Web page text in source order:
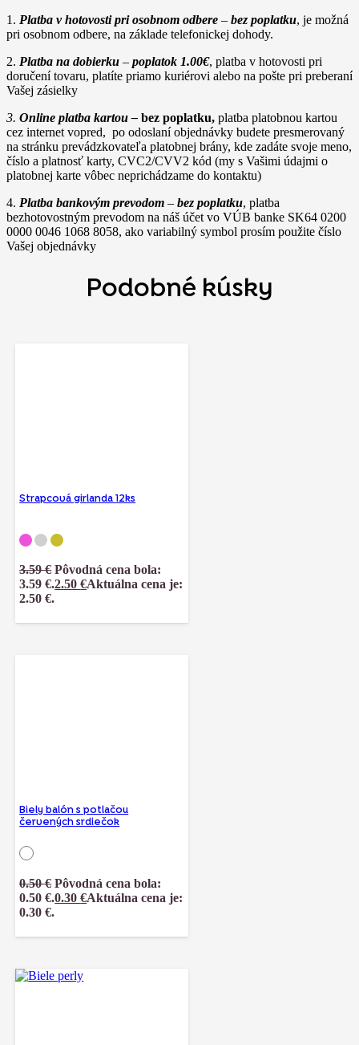
1. Platba v hotovosti pri osobnom odbere – bez poplatku, je možná
pri osobnom odbere, na základe telefonickej dohody.
2. Platba na dobierku – poplatok 1.00€, platba v hotovosti pri
doručení tovaru, platíte priamo kuriérovi alebo na pošte pri preberaní
Vašej zásielky
3. Online platba kartou – bez poplatku, platba platobnou kartou
cez internet vopred, po odoslaní objednávky budete presmerovaný
na stránku prevádzkovateľa platobnej brány, kde zadáte svoje meno,
číslo a platnosť karty, CVC2/CVV2 kód (my s Vašimi údajmi o
platobnej karte vôbec neprichádzame do kontaktu)
4. Platba bankovým prevodom – bez poplatku, platba
bezhotovostným prevodom na náš účet vo VÚB banke SK64 0200
0000 0046 1068 8058, ako variabilný symbol prosím použite číslo
Vašej objednávky
Podobné kúsky
Strapcová girlanda 12ks
3.59€ Pôvodná cena bola:
3.59 €.2.50€Aktuálna cena je:
2.50 €.
Biely balón s potlačou
červených srdiečok
0.50€ Pôvodná cena bola:
0.50 €.0.30€Aktuálna cena je:
0.30 €.